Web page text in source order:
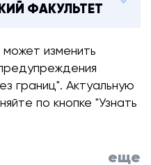
ФАКУЛЬТЕТ
изменить
границ". Актуальную
по кнопке "Узнать
еще